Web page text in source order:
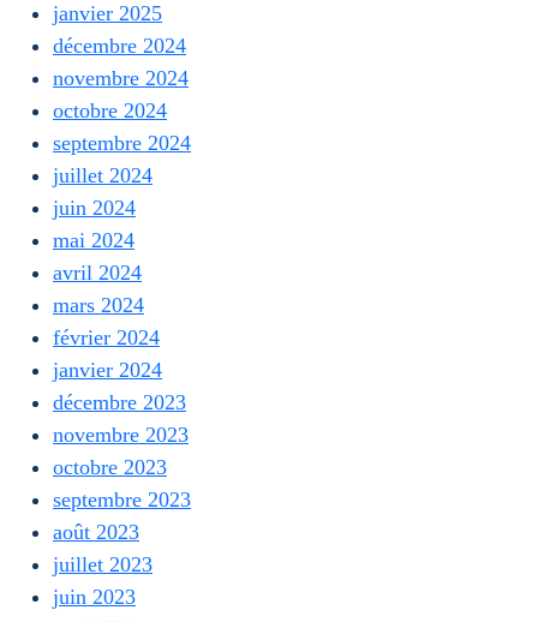
janvier 2025
décembre 2024
novembre 2024
octobre 2024
septembre 2024
juillet 2024
juin 2024
mai 2024
avril 2024
mars 2024
février 2024
janvier 2024
décembre 2023
novembre 2023
octobre 2023
septembre 2023
août 2023
juillet 2023
juin 2023